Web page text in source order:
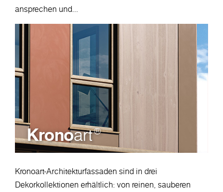
ansprechen und...
Kronoart®
Kronoart-Architekturfassaden sind in drei
Dekorkollektionen erhältlich: von reinen, sauberen